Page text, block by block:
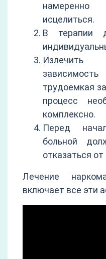
намеренно
исцелиться.
В терапии
Излечить
трудоемкая
процесс
комплексно.
Перед
больной
отказаться
Лечение
включает все эти